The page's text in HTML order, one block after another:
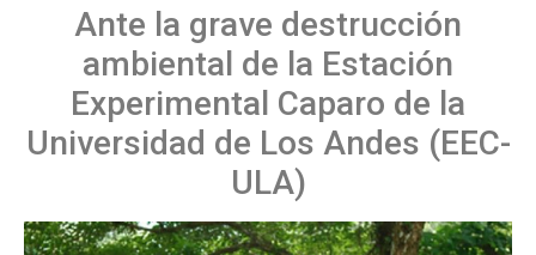
Ante la grave destrucción
ambiental de la Estación
Experimental Caparo de la
Universidad de Los Andes (EEC-
ULA)